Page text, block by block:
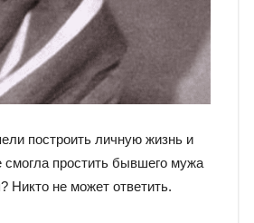
построить личную жизнь и
простить бывшего мужа
Никто не может ответить.